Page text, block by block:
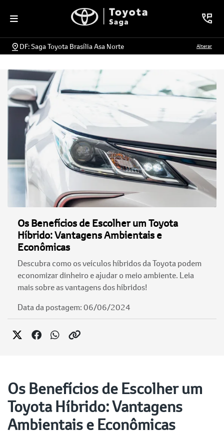
DF: Saga Toyota Brasília Asa Norte Alterar
Os Benefícios de Escolher um Toyota
Híbrido: Vantagens Ambientais e
Econômicas
Descubra como os veículos híbridos da Toyota podem
economizar dinheiro e ajudar o meio ambiente. Leia
mais sobre as vantagens dos híbridos!
Data da postagem: 06/06/2024
Os Benefícios de Escolher um
Toyota Híbrido: Vantagens
Ambientais e Econômicas